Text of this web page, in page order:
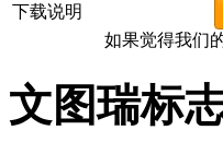
下载说明
如果觉得我们
文图瑞标